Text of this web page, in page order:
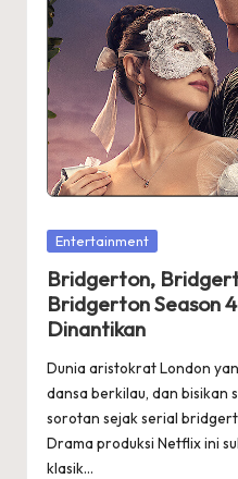
Posted
Entertainment
Bridgerton,
Bridgerton Season
Dinantikan
Dunia aristokrat London
dansa berkilau, dan bisikan
sorotan sejak serial
Drama produksi Netflix ini
klasik…